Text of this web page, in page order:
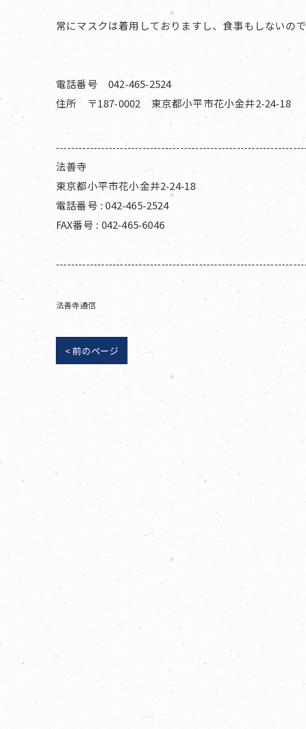
常にマスクは着用しておりますし、食事もしないの
電話番号 042-465-2524
住所 〒187-0002 東京都小平市花小金井2-24-18
法善寺
東京都小平市花小金井2-24-18
電話番号 : 042-465-2524
FAX番号 : 042-465-6046
法善寺通信
< 前のページ